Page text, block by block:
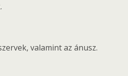
valamint az ánusz.